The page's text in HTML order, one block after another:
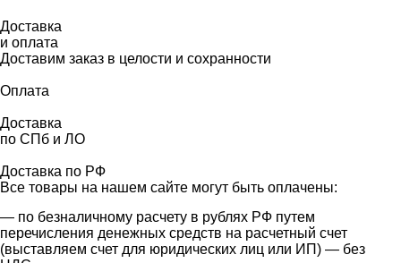
Доставка
и оплата
Доставим заказ в целости и сохранности
Оплата
Доставка
по СПб и ЛО
Доставка по РФ
Все товары на нашем сайте могут быть оплачены:
— по безналичному расчету в рублях РФ путем
перечисления денежных средств на расчетный счет
(выставляем счет для юридических лиц или ИП) — без